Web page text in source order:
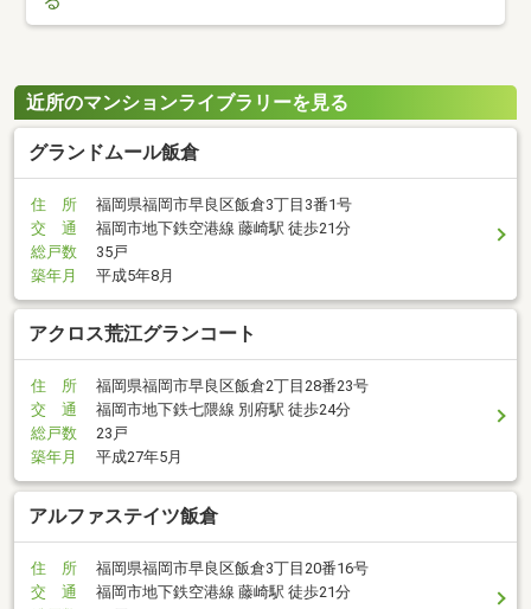
近所のマンションライブラリーを見る
グランドムール飯倉
住 所
福岡県福岡市早良区飯倉3丁目3番1号
交 通
福岡市地下鉄空港線 藤崎駅 徒歩21分
総戸数
35戸
築年月
平成5年8月
アクロス荒江グランコート
住 所
福岡県福岡市早良区飯倉2丁目28番23号
交 通
福岡市地下鉄七隈線 別府駅 徒歩24分
総戸数
23戸
築年月
平成27年5月
アルファステイツ飯倉
住 所
福岡県福岡市早良区飯倉3丁目20番16号
交 通
福岡市地下鉄空港線 藤崎駅 徒歩21分